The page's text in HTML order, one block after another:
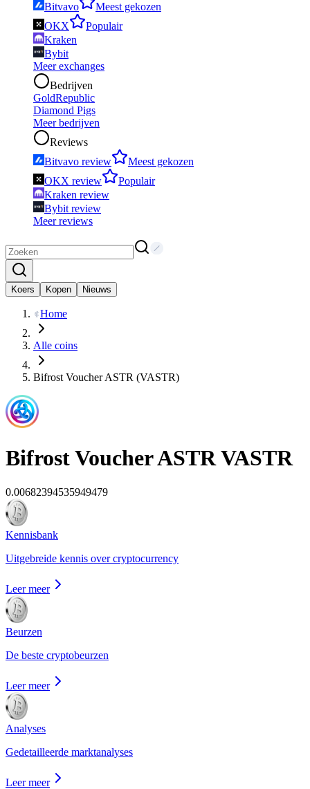
Bitvavo
Meest gekozen
OKX
Populair
Kraken
Bybit
Meer exchanges
Bedrijven
GoldRepublic
Diamond Pigs
Meer bedrijven
Reviews
Bitvavo review
Meest gekozen
OKX review
Populair
Kraken review
Bybit review
Meer reviews
Koers Kopen Nieuws
Home
Alle coins
Bifrost Voucher ASTR (VASTR)
Bifrost Voucher ASTRVASTR
0.00682394535949479
Kennisbank
Uitgebreide kennis over cryptocurrency
Leer meer
Beurzen
De beste cryptobeurzen
Leer meer
Analyses
Gedetailleerde marktanalyses
Leer meer